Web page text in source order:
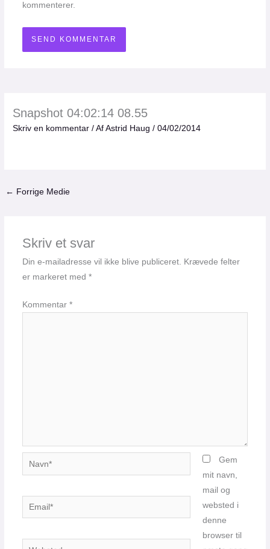
kommenterer.
Snapshot 04:02:14 08.55
Skriv en kommentar / AfAstrid Haug/04/02/2014
← Forrige Medie
Skriv et svar
Din e-mailadresse vil ikke blive publiceret. Krævede felter
er markeret med *
Kommentar *
Navn*
Email*
Websted
Gem
mit navn,
mail og
websted i
denne
browser til